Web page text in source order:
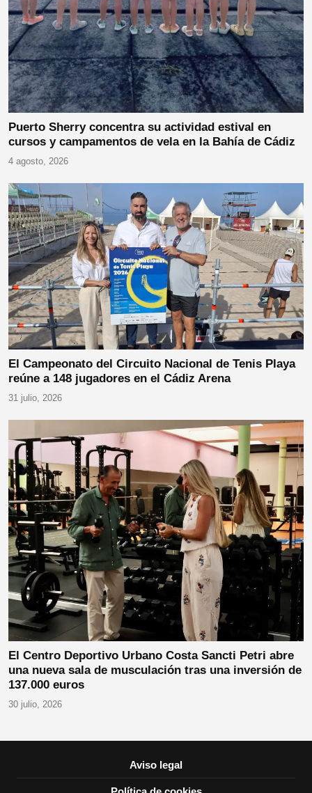
Puerto Sherry concentra su actividad estival en
cursos y campamentos de vela en la Bahía de Cádiz
4 agosto, 2026
El Campeonato del Circuito Nacional de Tenis Playa
reúne a 148 jugadores en el Cádiz Arena
31 julio, 2026
El Centro Deportivo Urbano Costa Sancti Petri abre
una nueva sala de musculación tras una inversión de
137.000 euros
30 julio, 2026
Aviso legal